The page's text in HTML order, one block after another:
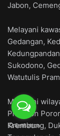
Jabon,
Melayani
Gedangan,
Sukodono,
Watutulis
Melayani
Plumbon
Krembung,